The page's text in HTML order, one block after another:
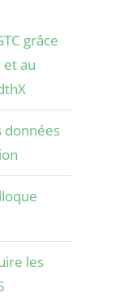
grâce
au
données
les